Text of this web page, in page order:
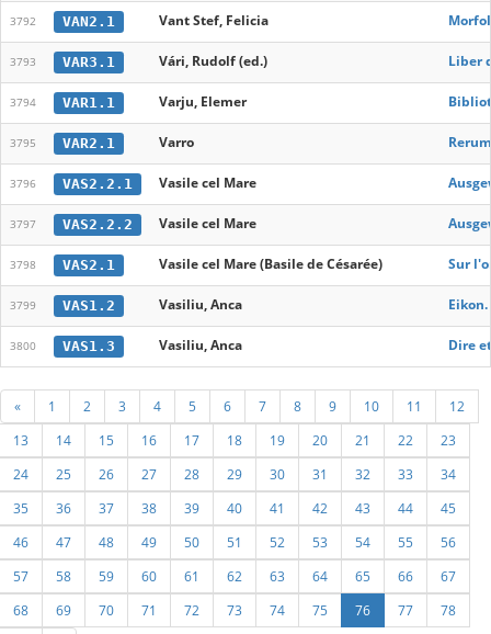
3792 VAN2.1 Vant Stef, Felicia
3793 VAR3.1 Vári, Rudolf (ed.) Liber
3794 VAR1.1 Varju, Elemer
3795 VAR2.1 Varro
3796 VAS2.2.1 Vasile cel Mare
3797 VAS2.2.2 Vasile cel Mare
3798 VAS2.1 Vasile cel Mare (Basile de Césarée) Sur
3799 VAS1.2 Vasiliu, Anca
3800 VAS1.3 Vasiliu, Anca Dire
« 1 2 3 4 5 6 7 8 9 10 11
12
13
14 15 16 17 18 19 20 21 22
23
24
25 26 27 28 29 30 31 32 33
34
35
36 37 38 39 40 41 42 43 44
45
46
47 48 49 50 51 52 53 54 55
56
57
58 59 60 61 62 63 64 65 66
67
68
69 70 71 72 73 74 75 76 77 78